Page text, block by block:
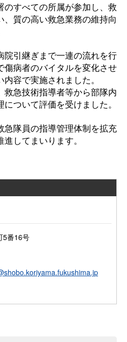
すべての所属が参加し、救
質の高い救急業務の維持向
引継ぎまで一連の流れを行
傷病者のバイタルを変化させ
容で実施されました。
急技術指導者等から部隊内
ついて評価を受けました。
隊員の指導管理体制を拡充
してまいります。
番16号